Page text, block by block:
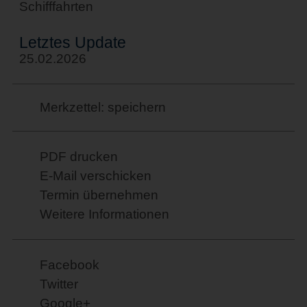
Schifffahrten
Letztes Update
25.02.2026
Merkzettel: speichern
PDF drucken
E-Mail verschicken
Termin übernehmen
Weitere Informationen
Facebook
Twitter
Google+